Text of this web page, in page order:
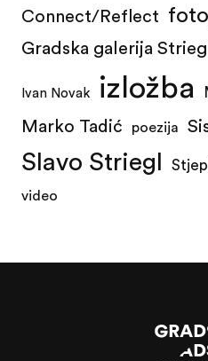
Connect/Reflect
Gradska galerija
Ivan Novak izložba
Marko Tadić poezija
Slavo Striegl
video